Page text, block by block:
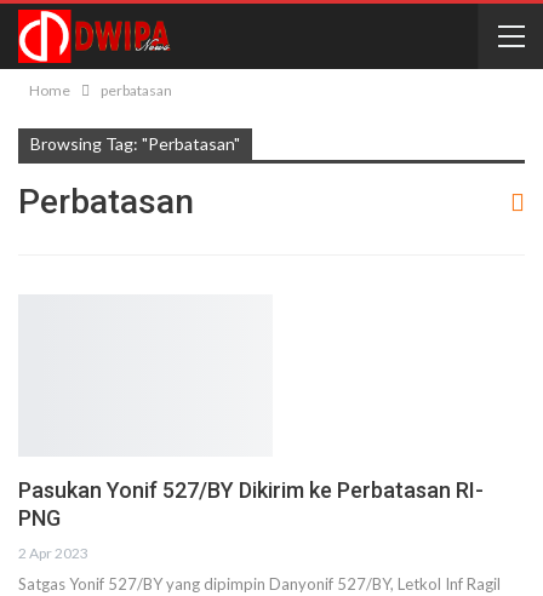
Home perbatasan
Browsing Tag: "perbatasan"
Perbatasan
Pasukan Yonif 527/BY Dikirim ke Perbatasan RI-
PNG
2 Apr 2023
Satgas Yonif 527/BY yang dipimpin Danyonif 527/BY, Letkol Inf Ragil